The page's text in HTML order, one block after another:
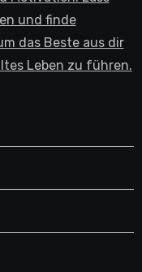
und finde
das Beste aus dir
Leben zu führen.